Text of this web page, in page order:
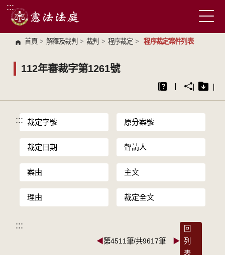
跳到主要內容區塊
:::
首頁 > 解釋及裁判 > 裁判 > 程序裁定 > 程序裁定案件列表
112年審裁字第1261號
::: 裁定字號 原分案號
裁定日期 聲請人
案由 主文
理由 裁定全文
:::
◀第4511筆/共9617筆 ▶
回
列